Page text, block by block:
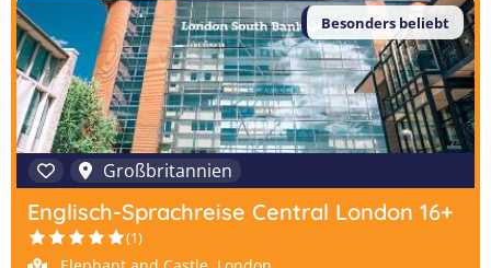
Besonders beliebt
Großbritannien
Englisch-Sprachreise Central London 16+
(1)